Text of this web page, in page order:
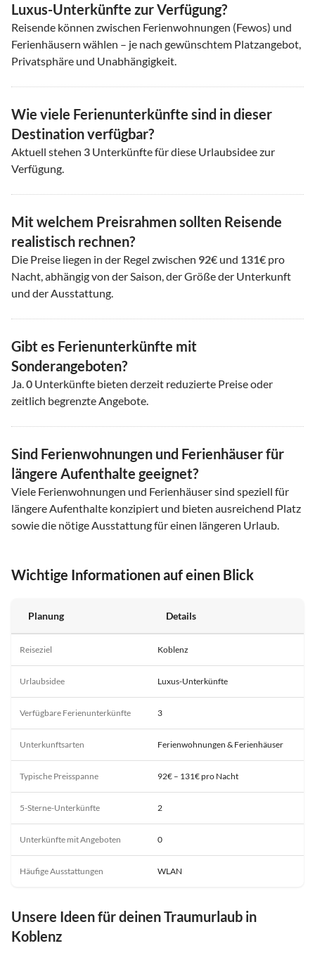
Luxus-Unterkünfte zur Verfügung?
Reisende können zwischen Ferienwohnungen (Fewos) und
Ferienhäusern wählen – je nach gewünschtem Platzangebot,
Privatsphäre und Unabhängigkeit.
Wie viele Ferienunterkünfte sind in dieser
Destination verfügbar?
Aktuell stehen 3 Unterkünfte für diese Urlaubsidee zur
Verfügung.
Mit welchem Preisrahmen sollten Reisende
realistisch rechnen?
Die Preise liegen in der Regel zwischen 92€ und 131€ pro
Nacht, abhängig von der Saison, der Größe der Unterkunft
und der Ausstattung.
Gibt es Ferienunterkünfte mit
Sonderangeboten?
Ja. 0 Unterkünfte bieten derzeit reduzierte Preise oder
zeitlich begrenzte Angebote.
Sind Ferienwohnungen und Ferienhäuser für
längere Aufenthalte geeignet?
Viele Ferienwohnungen und Ferienhäuser sind speziell für
längere Aufenthalte konzipiert und bieten ausreichend Platz
sowie die nötige Ausstattung für einen längeren Urlaub.
Wichtige Informationen auf einen Blick
Planung Details
Reiseziel Koblenz
Urlaubsidee Luxus-Unterkünfte
Verfügbare Ferienunterkünfte 3
Unterkunftsarten Ferienwohnungen & Ferienhäuser
Typische Preisspanne 92€ – 131€ pro Nacht
5-Sterne-Unterkünfte 2
Unterkünfte mit Angeboten 0
Häufige Ausstattungen WLAN
Unsere Ideen für deinen Traumurlaub in
Koblenz